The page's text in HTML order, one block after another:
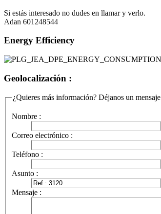
Si estás interesado no dudes en llamar y verlo.
Adan 601248544
Energy Efficiency
Geolocalización :
¿Quieres más información? Déjanos un mensaje
Nombre :
Correo electrónico :
Teléfono :
Asunto :
Mensaje :